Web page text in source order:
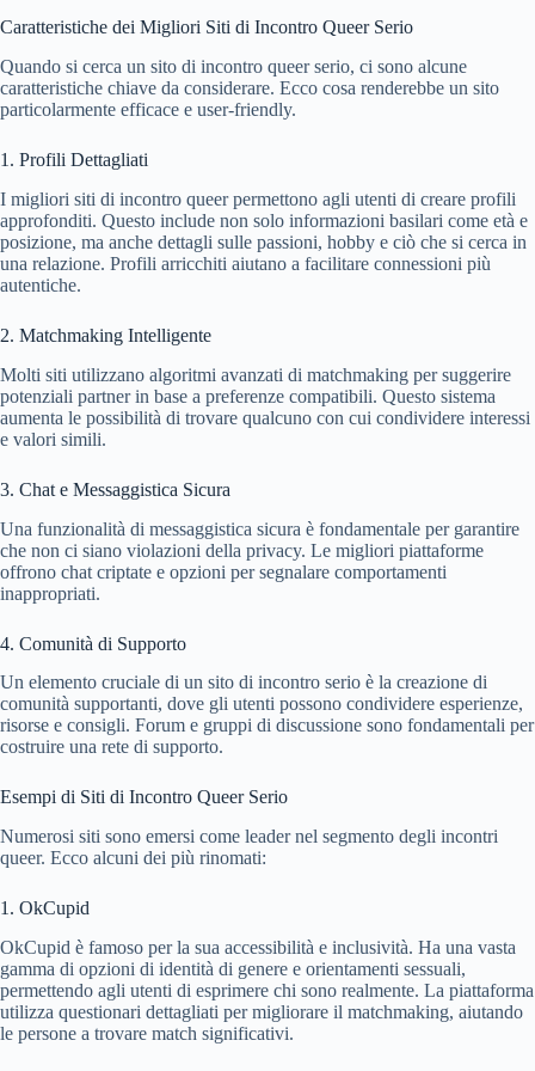
Caratteristiche dei Migliori Siti di Incontro Queer Serio
Quando si cerca un sito di incontro queer serio, ci sono alcune
caratteristiche chiave da considerare. Ecco cosa renderebbe un sito
particolarmente efficace e user-friendly.
1. Profili Dettagliati
I migliori siti di incontro queer permettono agli utenti di creare profili
approfonditi. Questo include non solo informazioni basilari come età e
posizione, ma anche dettagli sulle passioni, hobby e ciò che si cerca in
una relazione. Profili arricchiti aiutano a facilitare connessioni più
autentiche.
2. Matchmaking Intelligente
Molti siti utilizzano algoritmi avanzati di matchmaking per suggerire
potenziali partner in base a preferenze compatibili. Questo sistema
aumenta le possibilità di trovare qualcuno con cui condividere interessi
e valori simili.
3. Chat e Messaggistica Sicura
Una funzionalità di messaggistica sicura è fondamentale per garantire
che non ci siano violazioni della privacy. Le migliori piattaforme
offrono chat criptate e opzioni per segnalare comportamenti
inappropriati.
4. Comunità di Supporto
Un elemento cruciale di un sito di incontro serio è la creazione di
comunità supportanti, dove gli utenti possono condividere esperienze,
risorse e consigli. Forum e gruppi di discussione sono fondamentali per
costruire una rete di supporto.
Esempi di Siti di Incontro Queer Serio
Numerosi siti sono emersi come leader nel segmento degli incontri
queer. Ecco alcuni dei più rinomati:
1. OkCupid
OkCupid è famoso per la sua accessibilità e inclusività. Ha una vasta
gamma di opzioni di identità di genere e orientamenti sessuali,
permettendo agli utenti di esprimere chi sono realmente. La piattaforma
utilizza questionari dettagliati per migliorare il matchmaking, aiutando
le persone a trovare match significativi.